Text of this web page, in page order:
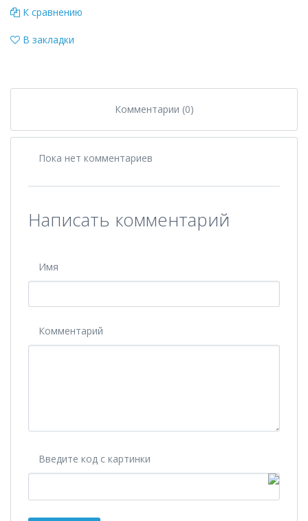
К сравнению
В закладки
Комментарии (0)
Пока нет комментариев
Написать комментарий
Имя
Комментарий
Введите код с картинки